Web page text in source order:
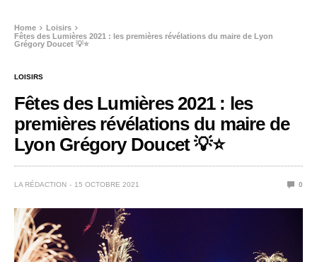
Home
Loisirs
Fêtes des Lumières 2021 : les premières révélations du maire de Lyon
Grégory Doucet 💡⭐
LOISIRS
Fêtes des Lumières 2021 : les
premières révélations du maire de
Lyon Grégory Doucet 💡⭐
LA RÉDACTION 15 OCTOBRE 2021 0